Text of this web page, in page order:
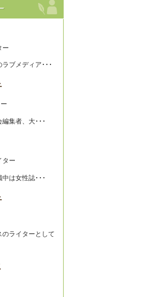
ー
ブメディア･･･
集者、大･･･
ター
は女性誌･･･
のライターとして